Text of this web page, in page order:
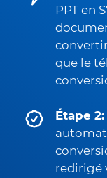
PPT en
que le
Étape 2:
redirigé